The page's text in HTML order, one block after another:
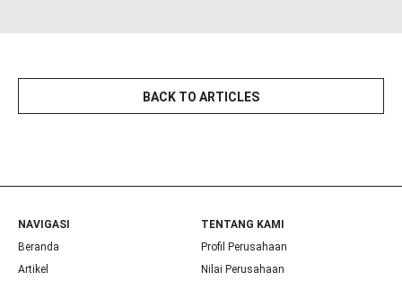
BACK TO ARTICLES
NAVIGASI
Beranda
Artikel
TENTANG KAMI
Profil Perusahaan
Nilai Perusahaan